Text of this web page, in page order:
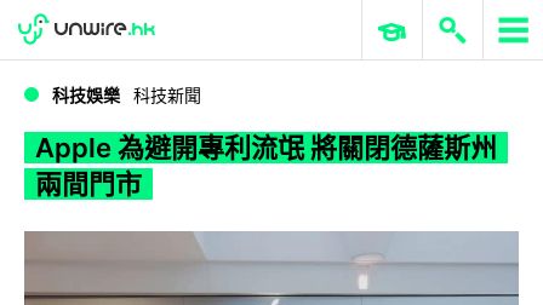
WWDC 2026 ERP 與商業 AI
科技娛樂 科技新聞
Apple 為避開專利流氓 將關閉德薩斯州
兩間門市